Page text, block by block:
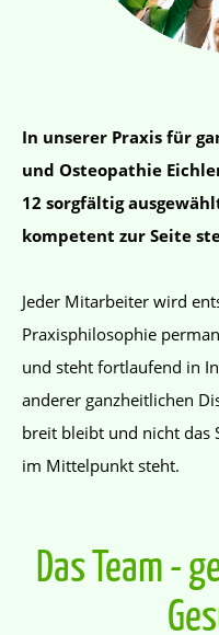
In unserer Praxis für
und Osteopathie
12 sorgfältig
kompetent zur Seite
Jeder Mitarbeiter wird
Praxisphilosophie
und steht fortlaufend in
anderer ganzheitlichen
breit bleibt und nicht das
im Mittelpunkt steht.
Das Team -